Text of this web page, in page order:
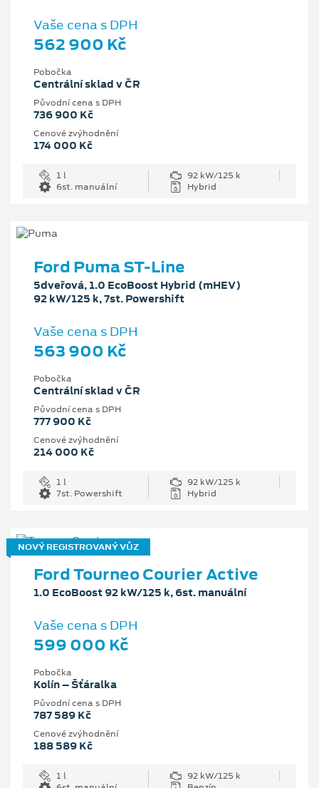
Vaše cena s DPH
562 900 Kč
Pobočka
Centrální sklad v ČR
Původní cena s DPH
736 900 Kč
Cenové zvýhodnění
174 000 Kč
1 l
92 kW/125 k
6st. manuální
Hybrid
Ford Puma ST-Line
5dveřová, 1.0 EcoBoost Hybrid (mHEV)
92 kW/125 k, 7st. Powershift
Vaše cena s DPH
563 900 Kč
Pobočka
Centrální sklad v ČR
Původní cena s DPH
777 900 Kč
Cenové zvýhodnění
214 000 Kč
1 l
92 kW/125 k
7st. Powershift
Hybrid
NOVÝ REGISTROVANÝ VŮZ
Ford Tourneo Courier Active
1.0 EcoBoost 92 kW/125 k, 6st. manuální
Vaše cena s DPH
599 000 Kč
Pobočka
Kolín – Šťáralka
Původní cena s DPH
787 589 Kč
Cenové zvýhodnění
188 589 Kč
1 l
92 kW/125 k